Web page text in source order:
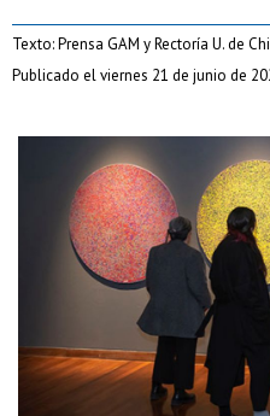
Texto: Prensa GAM y Rectoría U. de
Publicado el viernes 21 de junio de